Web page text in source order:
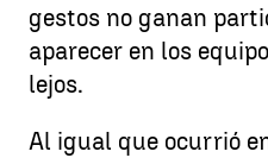
gestos no ganan
aparecer en los
lejos.
Al igual que ocurrió